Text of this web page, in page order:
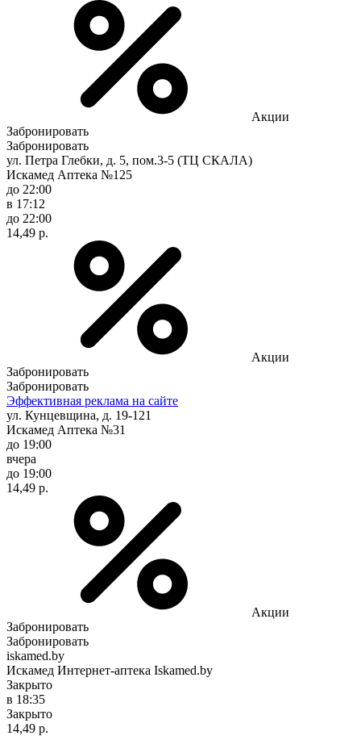
Акции
Забронировать
Забронировать
ул. Петра Глебки, д. 5, пом.3-5 (ТЦ СКАЛА)
Искамед Аптека №125
до 22:00
в 17:12
до 22:00
14,49 р.
Акции
Забронировать
Забронировать
Эффективная реклама на сайте
ул. Кунцевщина, д. 19-121
Искамед Аптека №31
до 19:00
вчера
до 19:00
14,49 р.
Акции
Забронировать
Забронировать
iskamed.by
Искамед Интернет-аптека Iskamed.by
Закрыто
в 18:35
Закрыто
14,49 р.